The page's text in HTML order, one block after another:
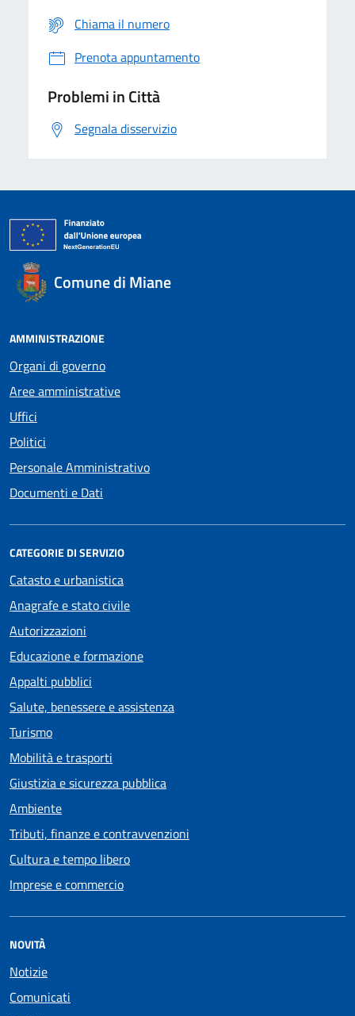
Chiama il numero
Prenota appuntamento
Problemi in Città
Segnala disservizio
Comune di Miane
AMMINISTRAZIONE
Organi di governo
Aree amministrative
Uffici
Politici
Personale Amministrativo
Documenti e Dati
CATEGORIE DI SERVIZIO
Catasto e urbanistica
Anagrafe e stato civile
Autorizzazioni
Educazione e formazione
Appalti pubblici
Salute, benessere e assistenza
Turismo
Mobilità e trasporti
Giustizia e sicurezza pubblica
Ambiente
Tributi, finanze e contravvenzioni
Cultura e tempo libero
Imprese e commercio
NOVITÀ
Notizie
Comunicati